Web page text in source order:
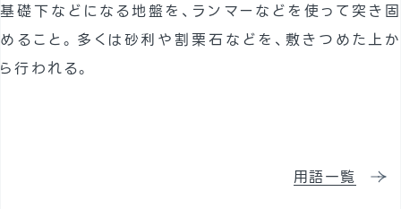
実績
事例
基礎下などになる地盤を、ランマーなどを使って突き固
めること。多くは砂利や割栗石などを、敷きつめた上か
ら行われる。
用語一覧